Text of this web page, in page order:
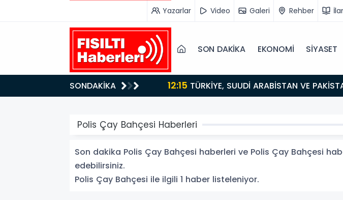
Yazarlar Video Galeri Rehber
SON DAKİKA EKONOMİ SİYASET
SONDAKİKA 12:15TÜRKİYE, SUUDİ ARABİSTAN VE PAKİSTAN'DAN KRİTİK ADIM: "MEKKE ORTAK SAVUNMA ANLAŞMASI"
İMZALANDI!
Polis Çay Bahçesi Haberleri
Son dakika Polis Çay Bahçesi haberleri ve Polis Çay Bahçesi
edebilirsiniz.
Polis Çay Bahçesi ile ilgili 1 haber listeleniyor.